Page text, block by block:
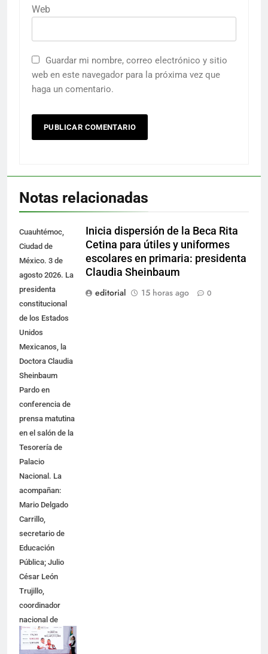
Web
Guardar mi nombre, correo electrónico y sitio
web en este navegador para la próxima vez que
haga un comentario.
Notas relacionadas
Cuauhtémoc,
Ciudad de
México. 3 de
agosto 2026. La
presidenta
constitucional
de los Estados
Unidos
Mexicanos, la
Doctora Claudia
Sheinbaum
Pardo en
conferencia de
prensa matutina
en el salón de la
Tesorería de
Palacio
Nacional. La
acompañan:
Mario Delgado
Carrillo,
secretario de
Educación
Pública; Julio
César León
Trujillo,
coordinador
nacional de
becas para el
Bienestar;
Inicia dispersión de la Beca Rita
Cetina para útiles y uniformes
escolares en primaria: presidenta
Claudia Sheinbaum
editorial
15 horas ago 0